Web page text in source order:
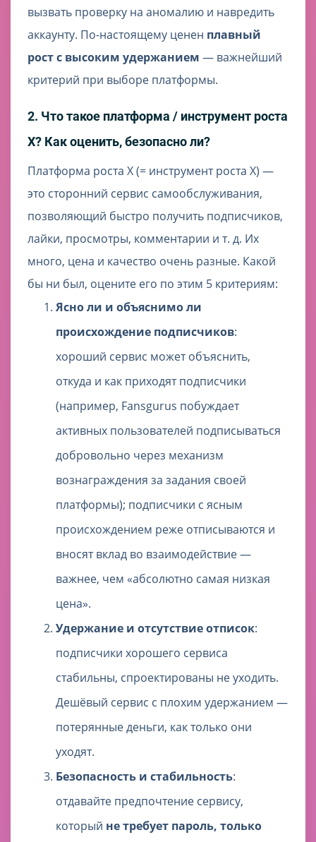
вызвать проверку на аномалию и навредить
аккаунту. По-настоящему ценен плавный
рост с высоким удержанием — важнейший
критерий при выборе платформы.
2. Что такое платформа / инструмент роста
X? Как оценить, безопасно ли?
Платформа роста X (= инструмент роста X) —
это сторонний сервис самообслуживания,
позволяющий быстро получить подписчиков,
лайки, просмотры, комментарии и т. д. Их
много, цена и качество очень разные. Какой
бы ни был, оцените его по этим 5 критериям:
Ясно ли и объяснимо ли
происхождение подписчиков:
хороший сервис может объяснить,
откуда и как приходят подписчики
(например, Fansgurus побуждает
активных пользователей подписываться
добровольно через механизм
вознаграждения за задания своей
платформы); подписчики с ясным
происхождением реже отписываются и
вносят вклад во взаимодействие —
важнее, чем «абсолютно самая низкая
цена».
Удержание и отсутствие отписок:
подписчики хорошего сервиса
стабильны, спроектированы не уходить.
Дешёвый сервис с плохим удержанием —
потерянные деньги, как только они
уходят.
Безопасность и стабильность:
отдавайте предпочтение сервису,
который не требует пароль, только